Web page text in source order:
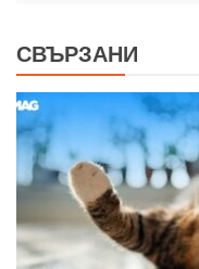
СВЪРЗАНИ